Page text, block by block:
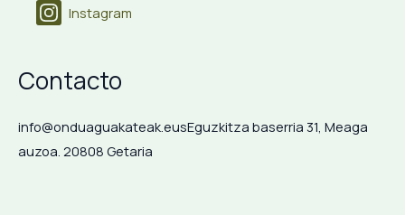
Instagram
Contacto
info@onduaguakateak.eusEguzkitza baserria 31, Meaga
auzoa. 20808 Getaria